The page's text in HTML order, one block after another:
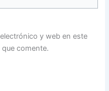
y web en este
comente.